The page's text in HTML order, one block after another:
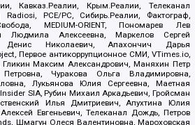
Кавказ.Реалии, Крым.Реалии, Телеканал
PCE/PC, Сибирь.Реалии, Фактограф,
MEDIUM-ORIENT, Пономарев Лев
Людмила Алексеевна, Маркелов Сергей
Денис Николаевич, Апахончич Дарья
Первое антикоррупционное СМИ, VTimes.io,
Максим Александрович, Маняхин Петр
Чуракова Ольга Владимировна,
Лукьянова Юлия Сергеевна, Маетная
SIA, Рубин Михаил Аркадьевич, Гройсман
Илья Дмитриевич, Апухтина Юлия
Евгеньевич, Телеканал Дождь, Петров
Шмагун Олеся Валентиновна, Мароховская